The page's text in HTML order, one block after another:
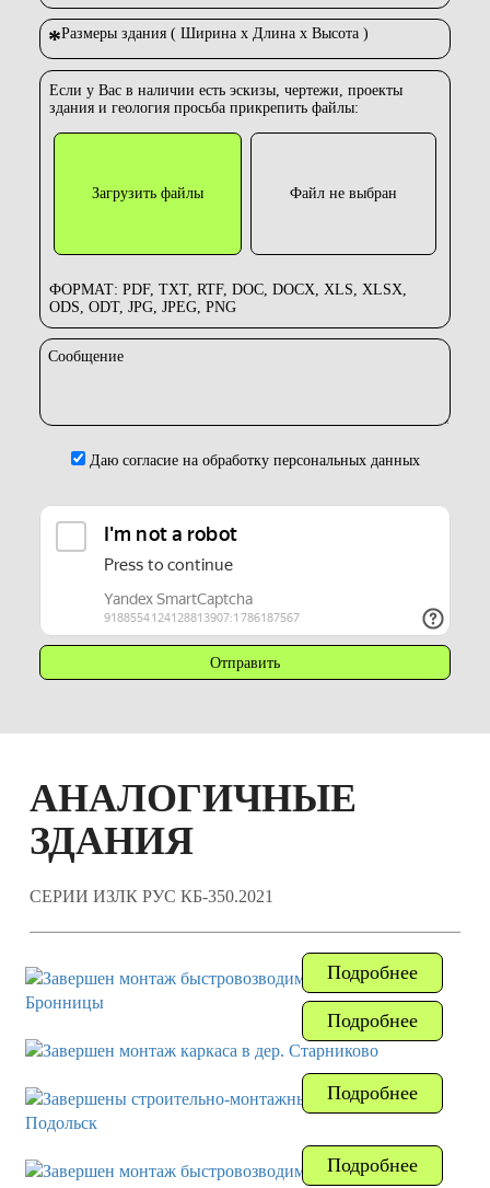
*Размеры здания ( Ширина х Длина х Высота )
Если у Вас в наличии есть эскизы, чертежи, проекты
здания и геология просьба прикрепить файлы:
Загрузить файлы Файл не выбран
ФОРМАТ: PDF, TXT, RTF, DOC, DOCX, XLS, XLSX,
ODS, ODT, JPG, JPEG, PNG
Сообщение
Даю согласие на обработку персональных данных
АНАЛОГИЧНЫЕ
ЗДАНИЯ
СЕРИИ ИЗЛК РУС КБ-350.2021
Подробнее
Подробнее
Подробнее
Подробнее